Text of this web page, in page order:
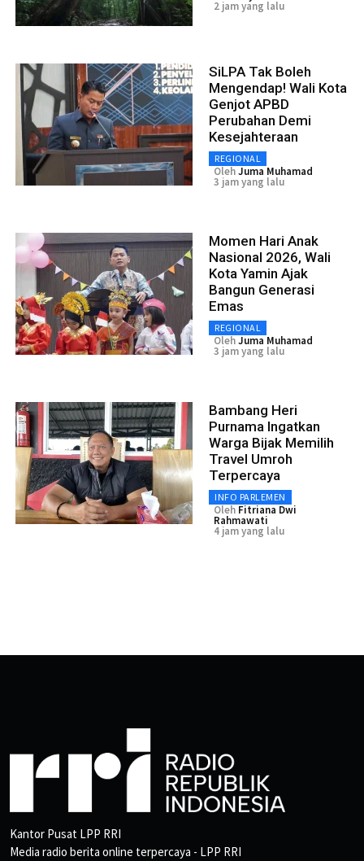
2 jam yang lalu
SiLPA Tak Boleh
Mengendap! Wali Kota
Genjot APBD
Perubahan Demi
Kesejahteraan
REGIONAL
OlehJuma Muhamad
3 jam yang lalu
Momen Hari Anak
Nasional 2026, Wali
Kota Yamin Ajak
Bangun Generasi
Emas
REGIONAL
OlehJuma Muhamad
3 jam yang lalu
Bambang Heri
Purnama Ingatkan
Warga Bijak Memilih
Travel Umroh
Terpercaya
INFO PARLEMEN
Oleh Fitriana Dwi
Rahmawati
4 jam yang lalu
Kantor Pusat LPP RRI
Media radio berita online terpercaya - LPP RRI